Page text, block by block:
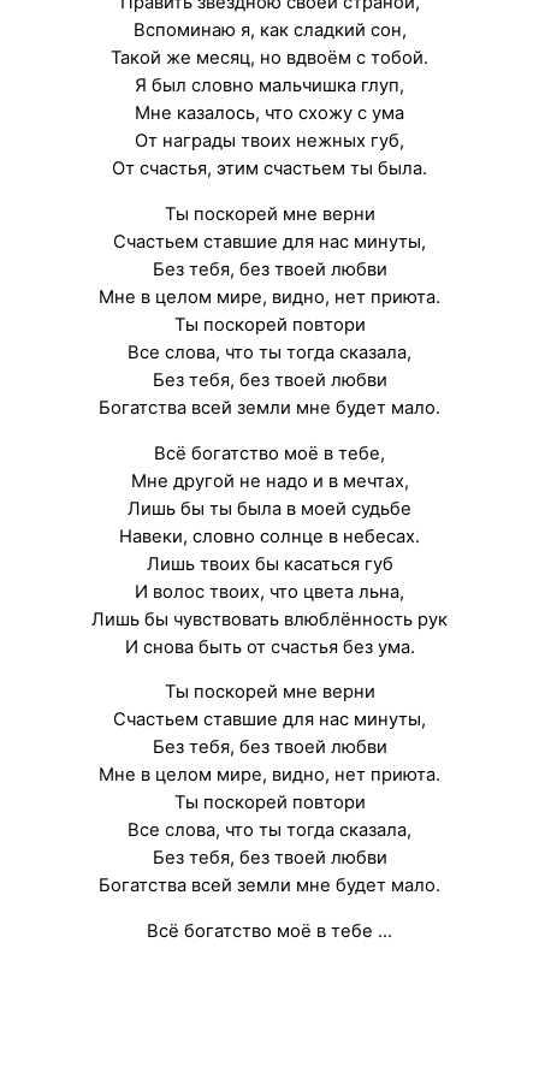
Вспоминаю я, как сладкий сон,
Такой же месяц, но вдвоём с тобой.
Я был словно мальчишка глуп,
Мне казалось, что схожу с ума
От награды твоих нежных губ,
От счастья, этим счастьем ты была.
Ты поскорей мне верни
Счастьем ставшие для нас минуты,
Без тебя, без твоей любви
Мне в целом мире, видно, нет приюта.
Ты поскорей повтори
Все слова, что ты тогда сказала,
Без тебя, без твоей любви
Богатства всей земли мне будет мало.
Всё богатство моё в тебе,
Мне другой не надо и в мечтах,
Лишь бы ты была в моей судьбе
Навеки, словно солнце в небесах.
Лишь твоих бы касаться губ
И волос твоих, что цвета льна,
Лишь бы чувствовать влюблённость рук
И снова быть от счастья без ума.
Ты поскорей мне верни
Счастьем ставшие для нас минуты,
Без тебя, без твоей любви
Мне в целом мире, видно, нет приюта.
Ты поскорей повтори
Все слова, что ты тогда сказала,
Без тебя, без твоей любви
Богатства всей земли мне будет мало.
Всё богатство моё в тебе …